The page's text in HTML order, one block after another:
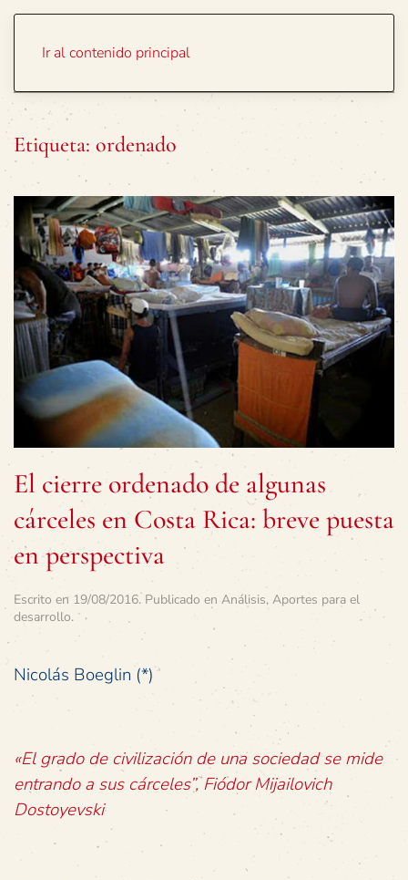
Ir al contenido principal
Etiqueta: ordenado
El cierre ordenado de algunas
cárceles en Costa Rica: breve puesta
en perspectiva
Escrito en 19/08/2016. Publicado en Análisis, Aportes para el
desarrollo.
Nicolás Boeglin (*)
«El grado de civilización de una sociedad se mide
entrando a sus cárceles”, Fiódor Mijailovich
Dostoyevski